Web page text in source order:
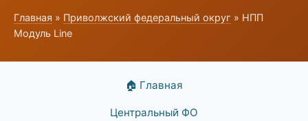
Главная » Приволжский федеральный округ » НПП
Модуль Line
🏠 Главная
Центральный ФО